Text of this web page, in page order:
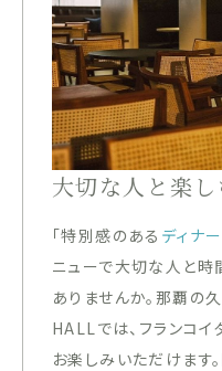
大切な人と楽
「特別感のある ディナー
ニューで大切な人と時
ありませんか。那覇の
HALLでは、フランコ
お楽しみいただけます